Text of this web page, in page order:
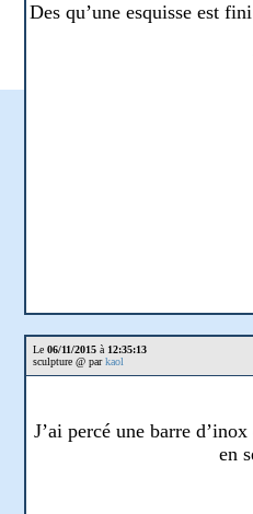
Des qu’une esquisse est
Le 06/11/2015à 12:35:13
sculpture @ parkaol
J’ai percé une barre
en